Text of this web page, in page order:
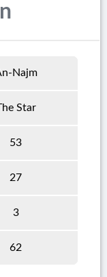
Najm
Star
53
27
3
62